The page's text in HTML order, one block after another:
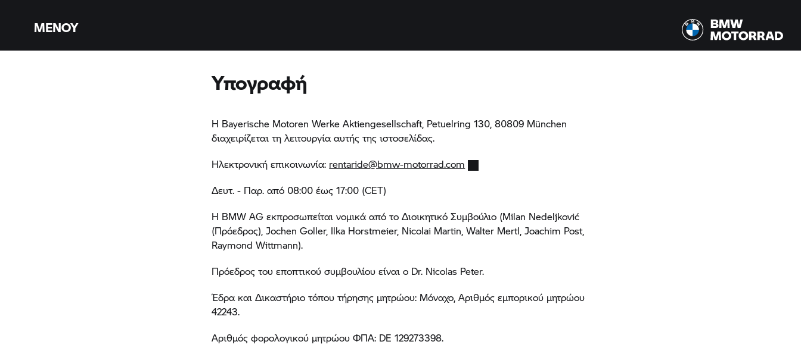
ΜΕΝΟΎ
Υπογραφή
Η Bayerische Motoren Werke Aktiengesellschaft, Petuelring 130, 80809 München
διαχειρίζεται τη λειτουργία αυτής της ιστοσελίδας.
Ηλεκτρονική επικοινωνία: rentaride@bmw-motorrad.com
Δευτ. - Παρ. από 08:00 έως 17:00 (CET)
Η BMW AG εκπροσωπείται νομικά από το Διοικητικό Συμβούλιο (Milan Nedeljković
(Πρόεδρος), Jochen Goller, Ilka Horstmeier, Nicolai Martin, Walter Mertl, Joachim Post,
Raymond Wittmann).
Πρόεδρος του εποπτικού συμβουλίου είναι ο Dr. Nicolas Peter.
Έδρα και Δικαστήριο τόπου τήρησης μητρώου: Μόναχο, Αριθμός εμπορικού μητρώου
42243.
Αριθμός φορολογικού μητρώου ΦΠΑ: DE 129273398.